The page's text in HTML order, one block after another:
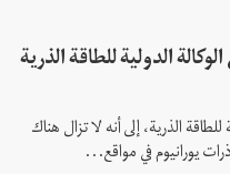
الدولية للطاقة الذرية
الذرية، إلى أنه لا تزال هناك
يورانيوم في مواقع...